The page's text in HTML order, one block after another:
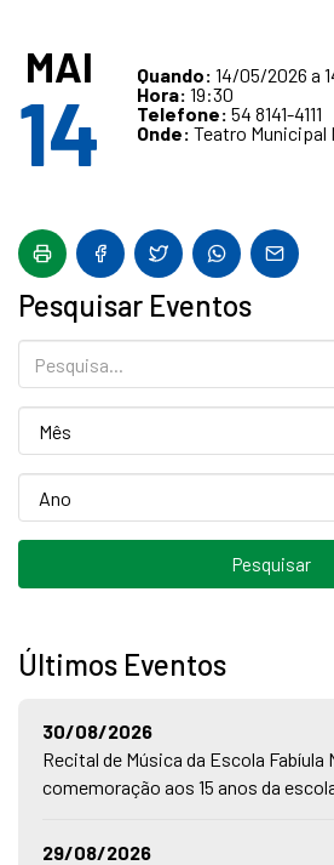
MAI
14
Quando: 14/05/2026 a
Hora: 19:30
Telefone: 54 8141-4111
Onde: Teatro Municipal
Pesquisar Eventos
Últimos Eventos
30/08/2026
Recital de Música da Escola Fabíula
comemoração aos 15 anos da
29/08/2026